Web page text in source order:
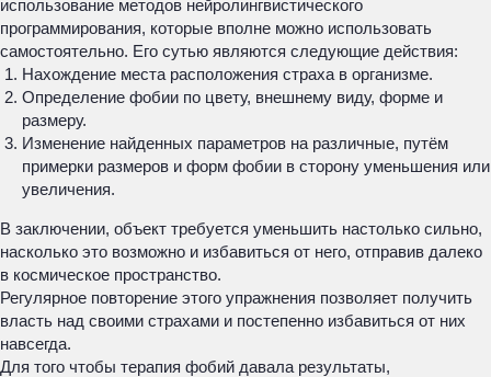
использование методов нейролингвистического
программирования, которые вполне можно использовать
самостоятельно. Его сутью являются следующие действия:
Нахождение места расположения страха в организме.
Определение фобии по цвету, внешнему виду, форме и
размеру.
Изменение найденных параметров на различные, путём
примерки размеров и форм фобии в сторону уменьшения или
увеличения.
В заключении, объект требуется уменьшить настолько сильно,
насколько это возможно и избавиться от него, отправив далеко
в космическое пространство.
Регулярное повторение этого упражнения позволяет получить
власть над своими страхами и постепенно избавиться от них
навсегда.
Для того чтобы терапия фобий давала результаты,